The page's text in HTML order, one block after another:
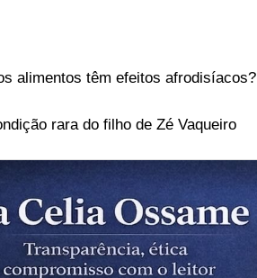
alimentos têm efeitos afrodisíacos?
rara do filho de Zé Vaqueiro